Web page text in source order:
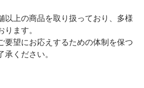
以上の商品を取り扱っており、多様
ます。
要望にお応えするための体制を保つ
ください。
の在庫はありますか？